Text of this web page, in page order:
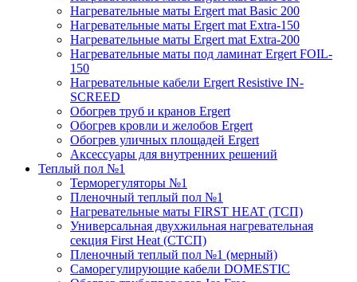
Нагревательные маты Ergert mat Basic 200
Нагревательные маты Ergert mat Extra-150
Нагревательные маты Ergert mat Extra-200
Нагревательные маты под ламинат Ergert FOIL-
150
Нагревательные кабели Ergert Resistive IN-
SCREED
Обогрев труб и кранов Ergert
Обогрев кровли и желобов Ergert
Обогрев уличных площадей Ergert
Аксессуары для внутренних решений
Теплый пол №1
Терморегуляторы №1
Пленочный теплый пол №1
Нагревательные маты FIRST HEAT (ТСП)
Универсальная двухжильная нагревательная
секция First Heat (СТСП)
Пленочный теплый пол №1 (мерный)
Саморегулирующие кабели DOMESTIC